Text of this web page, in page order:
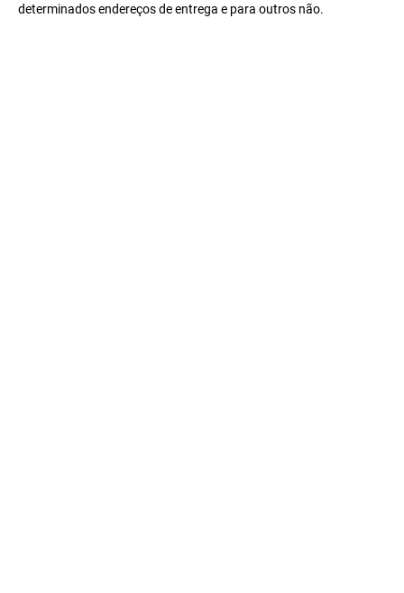
determinados endereços de entrega e para outros não.